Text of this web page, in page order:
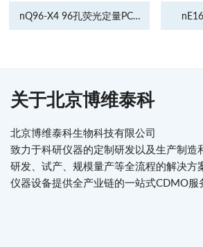
nQ96-X4 96孔荧光定量PCR
关于北京博维泰科
北京博维泰科生物科技有限公司
致力于科研仪器的定制研发以及生产制造
研发、试产、规模量产等全流程的解决方
仪器设备提供全产业链的一站式CDMO服